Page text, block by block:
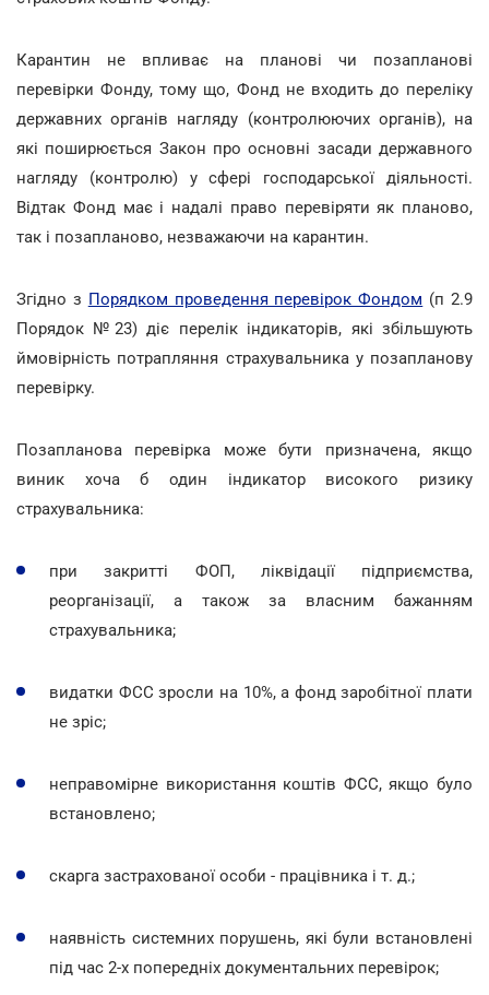
Карантин не впливає на планові чи позапланові
перевірки Фонду, тому що, Фонд не входить до переліку
державних органів нагляду (контролюючих органів), на
які поширюється Закон про основні засади державного
нагляду (контролю) у сфері господарської діяльності.
Відтак Фонд має і надалі право перевіряти як планово,
так і позапланово, незважаючи на карантин.
Згідно з Порядком проведення перевірок Фондом (п 2.9
Порядок №23) діє перелік індикаторів, які збільшують
ймовірність потрапляння страхувальника у позапланову
перевірку.
Позапланова перевірка може бути призначена, якщо
виник хоча б один індикатор високого ризику
страхувальника:
при закритті ФОП, ліквідації підприємства,
реорганізації, а також за власним бажанням
страхувальника;
видатки ФСС зросли на 10%, а фонд заробітної плати
не зріс;
неправомірне використання коштів ФСС, якщо було
встановлено;
скарга застрахованої особи - працівника і т. д.;
наявність системних порушень, які були встановлені
під час 2-х попередніх документальних перевірок;